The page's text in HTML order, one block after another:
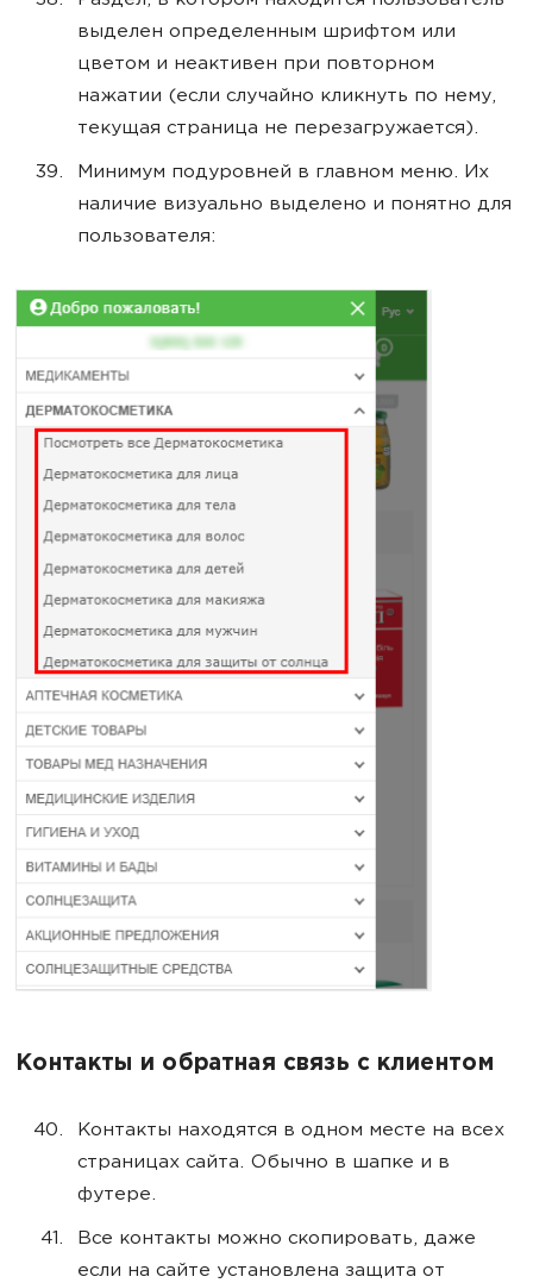
выделен определенным шрифтом или
цветом и неактивен при повторном
нажатии (если случайно кликнуть по нему,
текущая страница не перезагружается).
Минимум подуровней в главном меню. Их
наличие визуально выделено и понятно для
пользователя:
Контакты и обратная связь с клиентом
Контакты находятся в одном месте на всех
страницах сайта. Обычно в шапке и в
футере.
Все контакты можно скопировать, даже
если на сайте установлена защита от